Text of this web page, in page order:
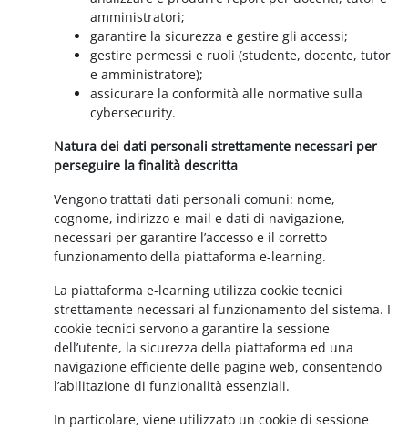
amministratori;
garantire la sicurezza e gestire gli accessi;
gestire permessi e ruoli (studente, docente, tutor
e amministratore);
assicurare la conformità alle normative sulla
cybersecurity.
Natura dei dati personali strettamente necessari per
perseguire la finalità descritta
Vengono trattati dati personali comuni: nome,
cognome, indirizzo e-mail e dati di navigazione,
necessari per garantire l’accesso e il corretto
funzionamento della piattaforma e-learning.
La piattaforma e-learning utilizza cookie tecnici
strettamente necessari al funzionamento del sistema. I
cookie tecnici servono a garantire la sessione
dell’utente, la sicurezza della piattaforma ed una
navigazione efficiente delle pagine web, consentendo
l’abilitazione di funzionalità essenziali.
In particolare, viene utilizzato un cookie di sessione